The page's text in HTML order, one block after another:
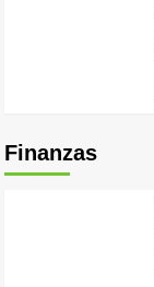
Finanzas